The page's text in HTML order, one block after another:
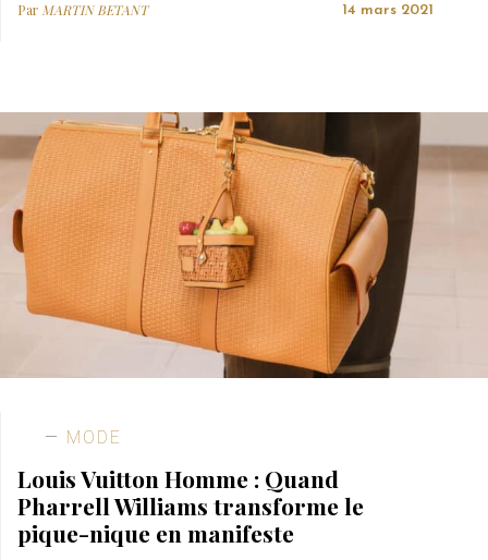
Par MARTIN BETANT 14 mars 2021
MODE
Louis Vuitton Homme : Quand
Pharrell Williams transforme le
pique-nique en manifeste